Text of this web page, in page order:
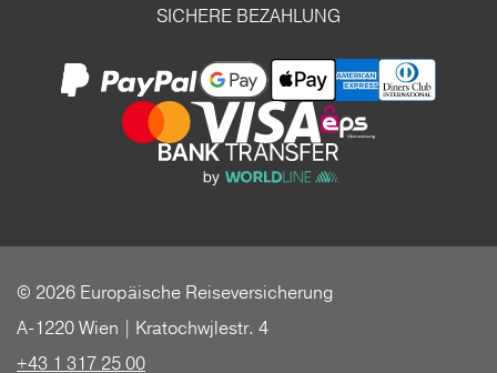
SICHERE BEZAHLUNG
© 2026 Europäische Reiseversicherung
A-1220 Wien | Kratochwjlestr. 4
+43 1 317 25 00